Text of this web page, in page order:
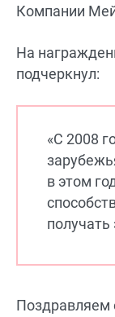
Компании
На
подчеркнул:
«С 2008
в этом
Поздравляем